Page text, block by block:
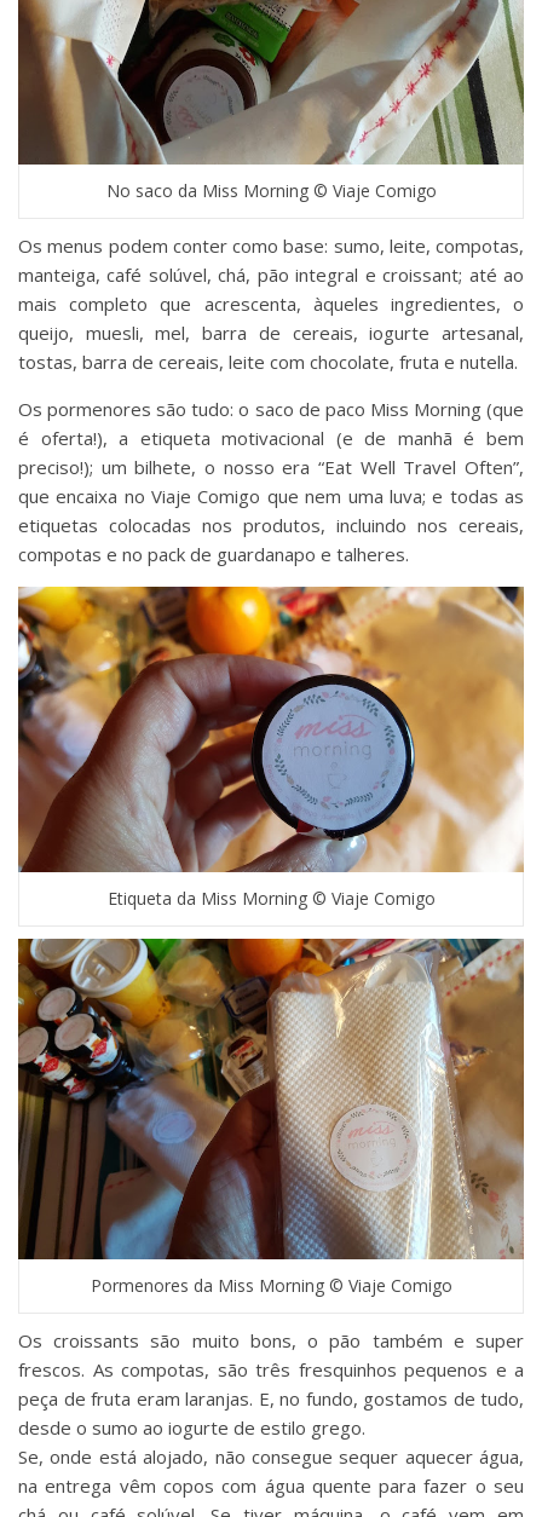
No saco da Miss Morning © Viaje Comigo
Os menus podem conter como base: sumo, leite, compotas,
manteiga, café solúvel, chá, pão integral e croissant; até ao
mais completo que acrescenta, àqueles ingredientes, o
queijo, muesli, mel, barra de cereais, iogurte artesanal,
tostas, barra de cereais, leite com chocolate, fruta e nutella.
Os pormenores são tudo: o saco de paco Miss Morning (que
é oferta!), a etiqueta motivacional (e de manhã é bem
preciso!); um bilhete, o nosso era “Eat Well Travel Often”,
que encaixa no Viaje Comigo que nem uma luva; e todas as
etiquetas colocadas nos produtos, incluindo nos cereais,
compotas e no pack de guardanapo e talheres.
Etiqueta da Miss Morning © Viaje Comigo
Pormenores da Miss Morning © Viaje Comigo
Os croissants são muito bons, o pão também e super
frescos. As compotas, são três fresquinhos pequenos e a
peça de fruta eram laranjas. E, no fundo, gostamos de tudo,
desde o sumo ao iogurte de estilo grego.
Se, onde está alojado, não consegue sequer aquecer água,
na entrega vêm copos com água quente para fazer o seu